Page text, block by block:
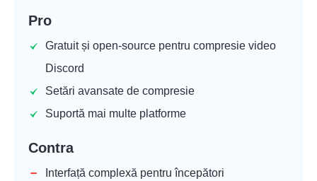
Pro
Gratuit și open-source pentru compresie video
Discord
Setări avansate de compresie
Suportă mai multe platforme
Contra
Interfață complexă pentru începători